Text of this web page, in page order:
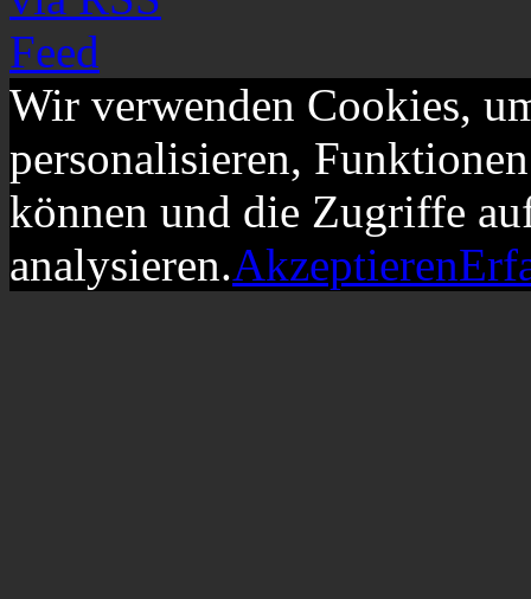
Wir verwenden Cookies,
personalisieren,
können und die Zugriffe
analysieren.Akzeptieren